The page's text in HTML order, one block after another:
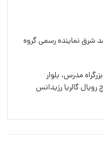
شرق نماینده رسمی گروه
مدرس، بلوار
رویال گالریا رزیدانس